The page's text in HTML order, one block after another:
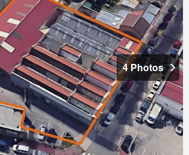
4 Photos